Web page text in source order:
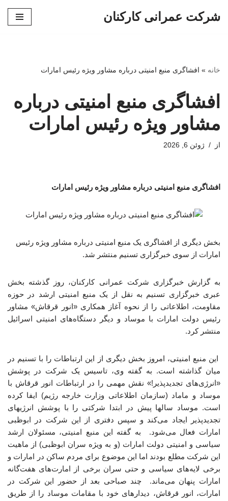
شرکت عمرانی کارکنان
خانه » افشاگری منبع امنیتی درباره مشاور ویژه رئیس امارات
افشاگری منبع امنیتی درباره
مشاور ویژه رئیس امارات
از ژوئن 6, 2026
افشاگری منبع امنیتی درباره مشاور ویژه رئیس امارات
بخش دیگری از افشاگری یک منبع امنیتی درباره مشاور ویژه رئیس
امارات از سوی خبرگزاری تسنیم منتشر شد.
به گزارش خبرگزاری شرکت عمرانی کارکنان، روز گذشته بخش
عبری خبرگزاری تسنیم به نقل از یک منبع امنیتی ارشد در حوزه
مقاومت، اطلاعاتی را از نحوه‌ آغاز همکاری «انور قرقاش» مشاور
رئیس دولت امارات با موساد و دیگر دستگاه‌های امنیتی اسرائیل
منتشر کرد.
این منبع امنیتی، امروز بخش دیگری از این ارتباطات را با تسنیم در
میان گذاشته است. به گفته وی، تاسیس یک شرکت در پوشش
«انرژی‌های تجدیدپذیر!» نقش مهمی را در ارتباطات انور قرقاش با
موساد و ماماد (سازمان اطلاعاتی وزارت خارجه رژیم) ایفا کرده
است. موساد سالها پیش در ابتدا شرکتی را با پوشش انرژیهای
تجدیدپذیر ایجاد می‌کند و سپس دفتری از این شرکت در ابوظبی
امارات فعال می‌شود. به گفته این منبع امنیتی، مسئولان ارشد
سیاسی و امنیتی دولت امارات (و به ویژه سران ابوظبی) از ماهیت
این شرکت مطلع بودند اما این موضوع برای مردم ساکن در امارات و
برخی لایه‌های سیاسی و حتی سران برخی از امارت‌های هفت‌گانه
امارات پنهان می‌ماند. چند صباحی بعد از حضور این شرکت در
امارات، انور قرقاش، دیدارهای خود با مقامات موساد را از طریق